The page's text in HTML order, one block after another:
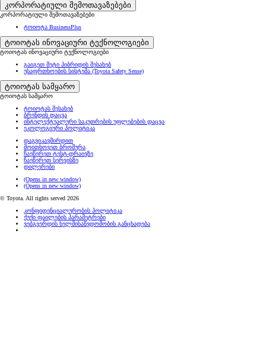
კორპორატიული შემოთავაზებები
კორპორატიული შემოთავაზებები
ტოიოტა BusinessPlus
ტოიოტას ინოვაციური ტექნოლოგიები
ტოიოტას ინოვაციური ტექნოლოგიები
გაიგეთ მეტი ჰიბრიდის შესახებ
უსაფრთხოების სისტემა (Toyota Safety Sense)
ტოიოტას სამყარო
ტოიოტას სამყარო
ტოიოტას შესახებ
ბრენდის დაცვა
ინტელექტუალური საკუთრების უფლებების დაცვა
ეკოლოგიური პოლიტიკა
დაგვიკავშირდით
მოითხოვეთ ბროშურა
ჩაეწერეთ ტესტ-დრაივზე
ჩაეწერეთ სერვისზე
დილერები
(Opens in new window)
(Opens in new window)
© Toyota. All rights served 2026
კონფიდენციალურობის პოლიტიკა
ქუქი ფაილების პარამეტრები
ვებგვერდის ხელმისაწვდომობის განცხადება